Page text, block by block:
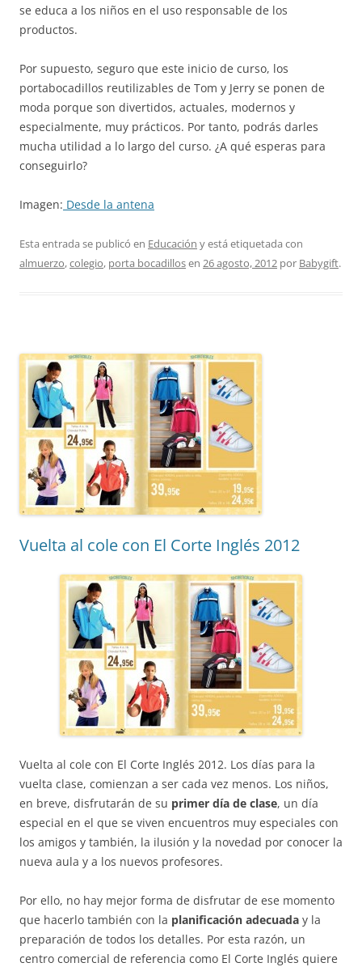
se educa a los niños en el uso responsable de los
productos.
Por supuesto, seguro que este inicio de curso, los
portabocadillos reutilizables de Tom y Jerry se ponen de
moda porque son divertidos, actuales, modernos y
especialmente, muy prácticos. Por tanto, podrás darles
mucha utilidad a lo largo del curso. ¿A qué esperas para
conseguirlo?
Imagen: Desde la antena
Esta entrada se publicó en Educación y está etiquetada con
almuerzo,colegio, porta bocadillosen 26 agosto, 2012 por Babygift.
Vuelta al cole con El Corte Inglés 2012
Vuelta al cole con El Corte Inglés 2012. Los días para la
vuelta clase, comienzan a ser cada vez menos. Los niños,
en breve, disfrutarán de su primer día de clase, un día
especial en el que se viven encuentros muy especiales con
los amigos y también, la ilusión y la novedad por conocer la
nueva aula y a los nuevos profesores.
Por ello, no hay mejor forma de disfrutar de ese momento
que hacerlo también con la planificación adecuada y la
preparación de todos los detalles. Por esta razón, un
centro comercial de referencia como El Corte Inglés quiere